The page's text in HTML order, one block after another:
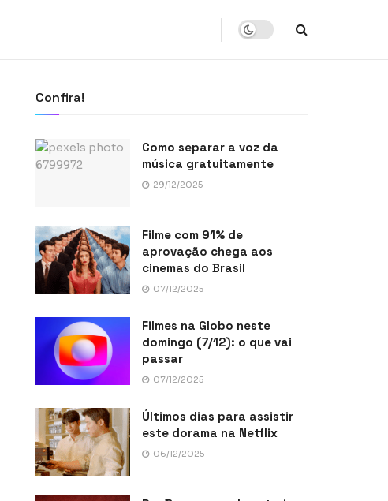
Confira!
Como separar a voz da
música gratuitamente
29/12/2025
Filme com 91% de
aprovação chega aos
cinemas do Brasil
07/12/2025
Filmes na Globo neste
domingo (7/12): o que vai
passar
07/12/2025
Últimos dias para assistir
este dorama na Netflix
06/12/2025